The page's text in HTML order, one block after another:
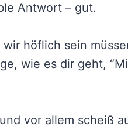
Antwort – gut.
höflich sein
wie es dir geht,
vor allem scheiß